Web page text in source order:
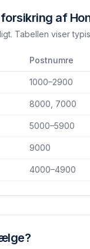
af
Tabellen viser
Postnumre
1000–2900
8000, 7000
5000–5900
9000
4000–4900